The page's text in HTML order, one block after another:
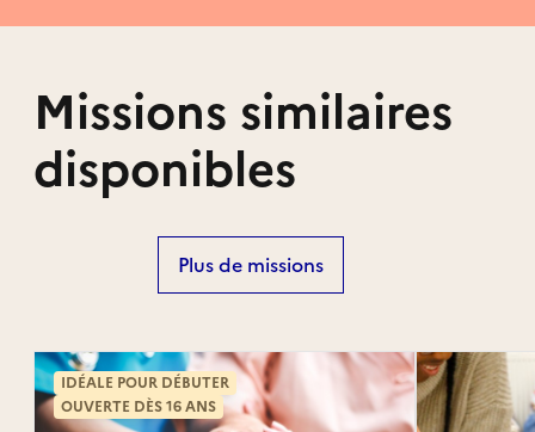
Missions similaires
disponibles
Plus de missions
IDÉALE POUR DÉBUTER
OUVERTE DÈS 16 ANS